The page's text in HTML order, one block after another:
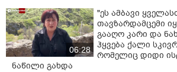
06:28
"ეს ამბავი
თავზარდამცემი
გააღო კარი და
ჰყვება ქალი
რომელიც დიდი
ნაწილი გახდა